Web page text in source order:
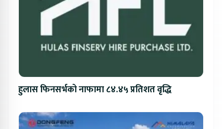
हुलास फिनसर्भको नाफामा ८४.४५ प्रतिशत वृद्धि